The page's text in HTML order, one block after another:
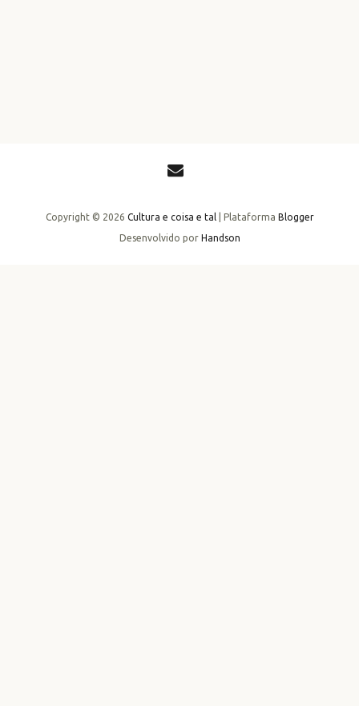
Copyright © 2026 Cultura e coisa e tal| Plataforma Blogger
Desenvolvido por Handson